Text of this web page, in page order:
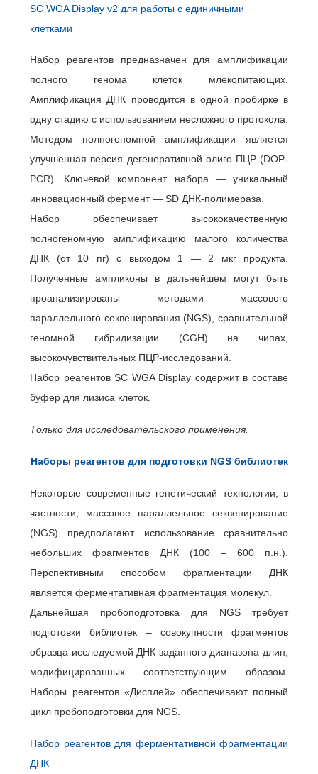
SC WGA Display v2 для работы с единичными
клетками
Набор реагентов предназначен для амплификации
полного генома клеток млекопитающих.
Амплификация ДНК проводится в одной пробирке в
одну стадию с использованием несложного протокола.
Методом полногеномной амплификации является
улучшенная версия дегенеративной олиго-ПЦР (DOP-
PCR). Ключевой компонент набора — уникальный
инновационный фермент — SD ДНК-полимераза.
Набор обеспечивает высококачественную
полногеномную амплификацию малого количества
ДНК (от 10 пг) с выходом 1 — 2 мкг продукта.
Полученные ампликоны в дальнейшем могут быть
проанализированы методами массового
параллельного секвенирования (NGS), сравнительной
геномной гибридизации (CGH) на чипах,
высокочувствительных ПЦР-исследований.
Набор реагентов SC WGA Display содержит в составе
буфер для лизиса клеток.
Только для исследовательского применения.
Наборы реагентов для подготовки NGS библиотек
Некоторые современные генетический технологии, в
частности, массовое параллельное секвенирование
(NGS) предполагают использование сравнительно
небольших фрагментов ДНК (100 – 600 п.н.).
Перспективным способом фрагментации ДНК
является ферментативная фрагментация молекул.
Дальнейшая пробоподготовка для NGS требует
подготовки библиотек – совокупности фрагментов
образца исследуемой ДНК заданного диапазона длин,
модифицированных соответствующим образом.
Наборы реагентов «Дисплей» обеспечивают полный
цикл пробоподготовки для NGS.
Набор реагентов для ферментативной фрагментации
ДНК